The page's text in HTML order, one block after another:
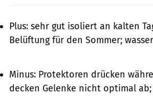
Plus: sehr gut isoliert an kalten
Belüftung für den Sommer;
Minus: Protektoren drücken
decken Gelenke nicht optimal ab;